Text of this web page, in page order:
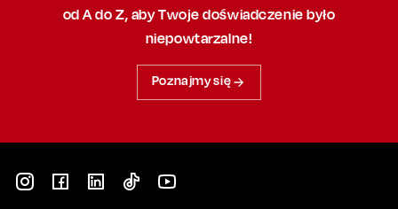
od A do Z, abyTwoje doświadczenie było
niepowtarzalne!
Poznajmy się